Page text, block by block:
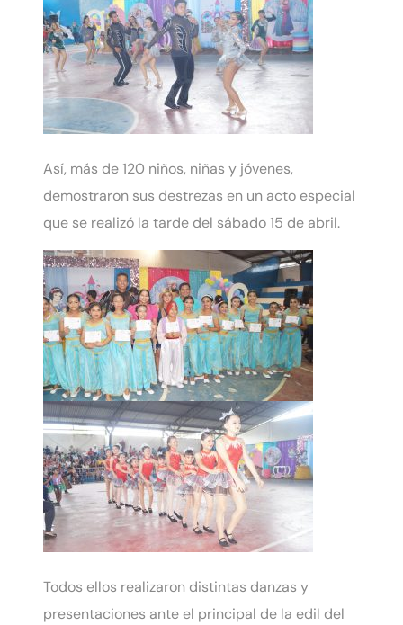
Así, más de 120 niños, niñas y jóvenes,
demostraron sus destrezas en un acto especial
que se realizó la tarde del sábado 15 de abril.
Todos ellos realizaron distintas danzas y
presentaciones ante el principal de la edil del